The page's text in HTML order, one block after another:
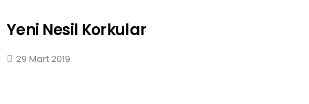
Yeni Nesil Korkular
29 Mart 2019